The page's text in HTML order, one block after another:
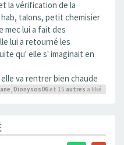
la vérification de la
talons, petit chemisier
mec lui a fait des
lui a retourné les
qu' elle s' imaginait en
va rentrer bien chaude
Dionysos06et 15 autres a liké